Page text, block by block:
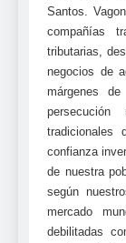
Santos.
compañías
tributarias,
negocios de
márgenes
tradicionales
confianza
de nuestra
según
mercado
debilitadas